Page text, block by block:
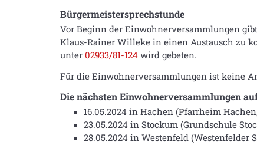
Bürgermeistersprechstunde
Vor Beginn der Einwohnerversammlungen
Klaus-Rainer Willeke in einen Austausch zu
unter 02933/81-124 wird gebeten.
Für die Einwohnerversammlungen ist keine
Die nächsten Einwohnerversammlungen
16.05.2024 in Hachen (Pfarrheim
23.05.2024 in Stockum (Grundschule
28.05.2024 in Westenfeld (Westenfelder